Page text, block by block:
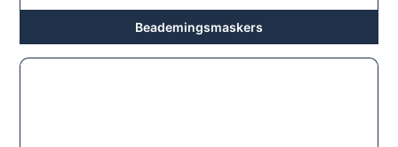
Beademingsmaskers